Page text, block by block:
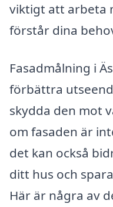
viktigt att arbeta
förstår dina
Fasadmålning i
förbättra
skydda den mot
om fasaden är
det kan också
ditt hus och
Här är några av